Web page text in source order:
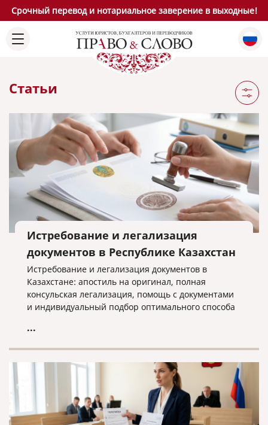
Срочный перевод и нотариальное заверение в выходные!
Статьи
Истребование и легализация
документов в Республике Казахстан
Истребование и легализация документов в
Казахстане: апостиль на оригинал, полная
консульская легализация, помощь с документами
и индивидуальный подбор оптимального способа
...